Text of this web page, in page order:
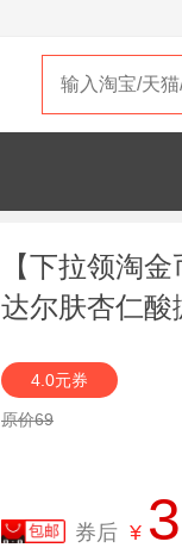
【下拉领淘
达尔肤杏仁酸
4.0元券
原价69
券后 ¥